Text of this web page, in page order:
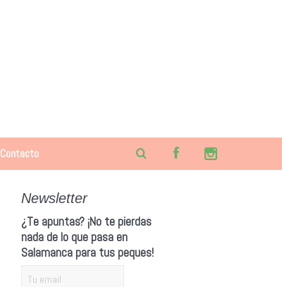
Contacto
Newsletter
¿Te apuntas? ¡No te pierdas
nada de lo que pasa en
Salamanca para tus peques!